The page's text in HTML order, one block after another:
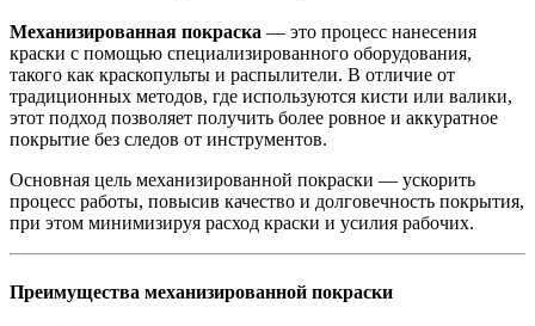
Механизированная покраска — это процесс нанесения
краски с помощью специализированного оборудования,
такого как краскопульты и распылители. В отличие от
традиционных методов, где используются кисти или валики,
этот подход позволяет получить более ровное и аккуратное
покрытие без следов от инструментов.
Основная цель механизированной покраски — ускорить
процесс работы, повысив качество и долговечность покрытия,
при этом минимизируя расход краски и усилия рабочих.
Преимущества механизированной покраски